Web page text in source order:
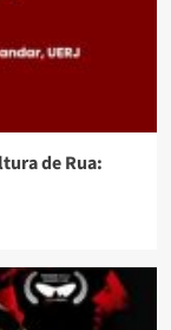
de Rua: